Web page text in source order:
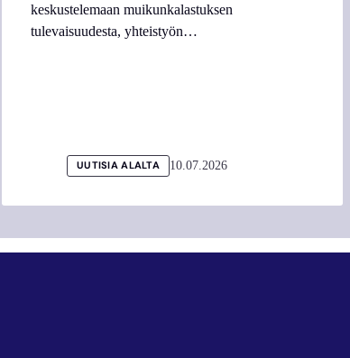
keskustelemaan muikunkalastuksen
tulevaisuudesta, yhteistyön…
UUTISIA ALALTA 10.07.2026